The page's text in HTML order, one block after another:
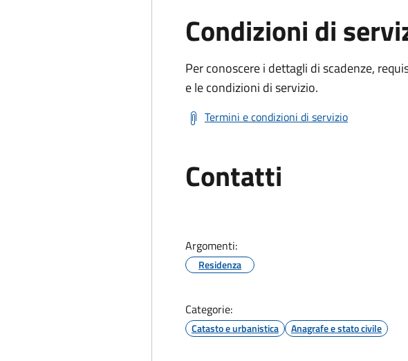
Condizioni di
Per conoscere i dettagli di scadenze,
e le condizioni di servizio.
Termini e condizioni di servizio
Contatti
Argomenti:
Residenza
Categorie:
Catasto e urbanistica Anagrafe e stato civile